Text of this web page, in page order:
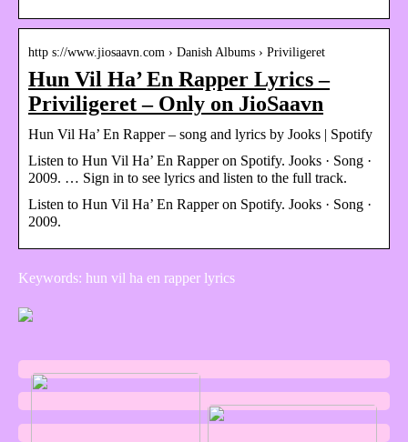
http s://www.jiosaavn.com › Danish Albums › Priviligeret
Hun Vil Ha’ En Rapper Lyrics –
Priviligeret – Only on JioSaavn
Hun Vil Ha’ En Rapper – song and lyrics by Jooks | Spotify
Listen to Hun Vil Ha’ En Rapper on Spotify. Jooks · Song ·
2009. … Sign in to see lyrics and listen to the full track.
Listen to Hun Vil Ha’ En Rapper on Spotify. Jooks · Song ·
2009.
Keywords: hun vil ha en rapper lyrics